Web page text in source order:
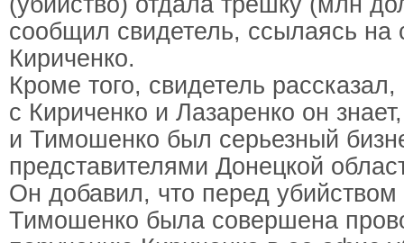
сообщил свидетель, ссылаясь на
Кириченко.
Кроме того, свидетель рассказал,
с Кириченко и Лазаренко он
и Тимошенко был серьезный
представителями Донецкой
Он добавил, что перед
Тимошенко была совершена